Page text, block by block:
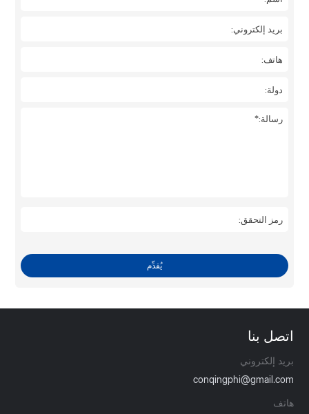
يُقدِّم
اتصل بنا
بريد إلكتروني
conqingphi@gmail.com
هاتف